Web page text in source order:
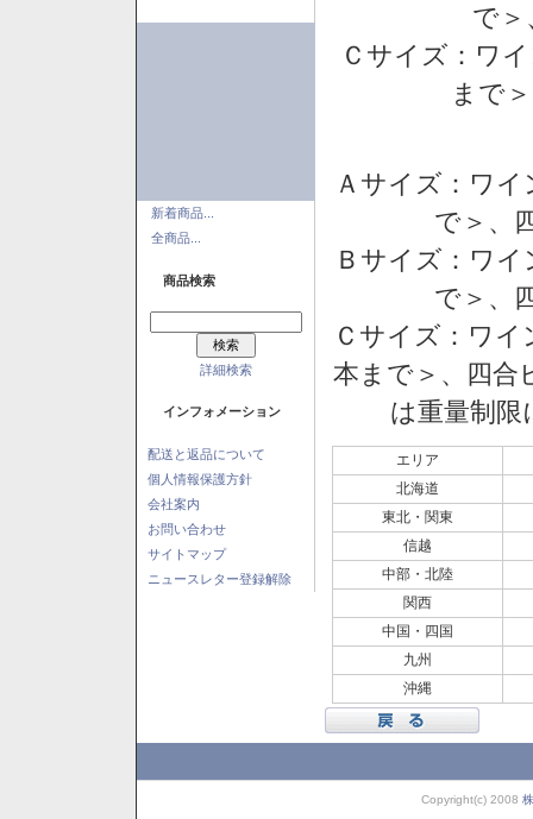
新着商品...
全商品...
商品検索
詳細検索
インフォメーション
配送と返品について
個人情報保護方針
会社案内
お問い合わせ
サイトマップ
ニュースレター登録解除
で
Ｃサイズ：ワ
まで
Ａサイズ：ワ
で＞、
Ｂサイズ：ワ
で＞、
Ｃサイズ：ワイ
本まで＞、四
は重量制
エリア
北海道
東北・関東
信越
中部・北陸
関西
中国・四国
九州
沖縄
Copyright(c) 2008